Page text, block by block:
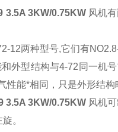
3.5A 3KW/0.75KW风机有
12两种型号,它们有
外型结构与4-72同一机
性能*相同，只是外形结
3.5A 3KW/0.75KW风机
。